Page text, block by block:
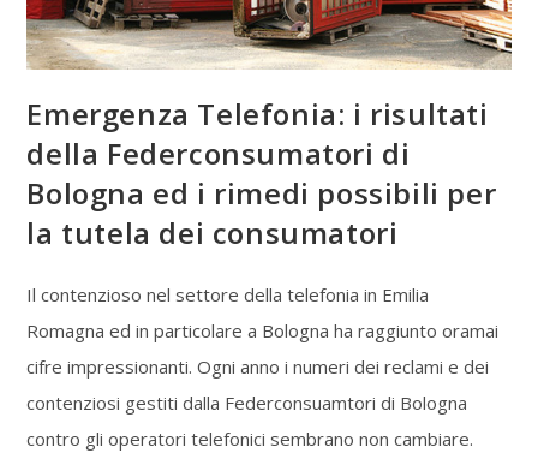
Emergenza Telefonia: i risultati
della Federconsumatori di
Bologna ed i rimedi possibili per
la tutela dei consumatori
Il contenzioso nel settore della telefonia in Emilia
Romagna ed in particolare a Bologna ha raggiunto oramai
cifre impressionanti. Ogni anno i numeri dei reclami e dei
contenziosi gestiti dalla Federconsuamtori di Bologna
contro gli operatori telefonici sembrano non cambiare.